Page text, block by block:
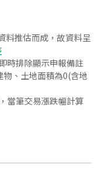
料推估而成，故資料呈
時排除顯示申報備註
、土地面積為0(含地
當筆交易漲跌幅計算